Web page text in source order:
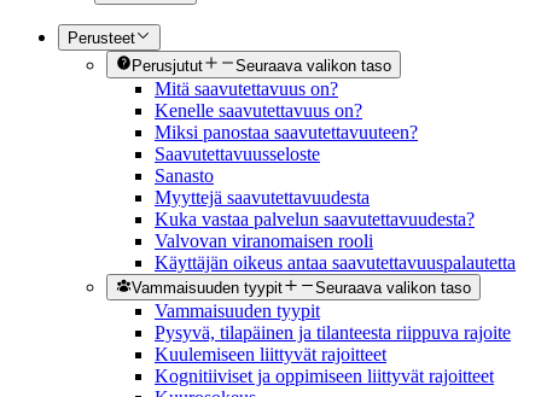
Perusteet
Perusjutut
Seuraava valikon taso
Mitä saavutettavuus on?
Kenelle saavutettavuus on?
Miksi panostaa saavutettavuuteen?
Saavutettavuusseloste
Sanasto
Myyttejä saavutettavuudesta
Kuka vastaa palvelun saavutettavuudesta?
Valvovan viranomaisen rooli
Käyttäjän oikeus antaa saavutettavuuspalautetta
Vammaisuuden tyypit Seuraava valikon taso
Vammaisuuden tyypit
Pysyvä, tilapäinen ja tilanteesta riippuva rajoite
Kuulemiseen liittyvät rajoitteet
Kognitiiviset ja oppimiseen liittyvät rajoitteet